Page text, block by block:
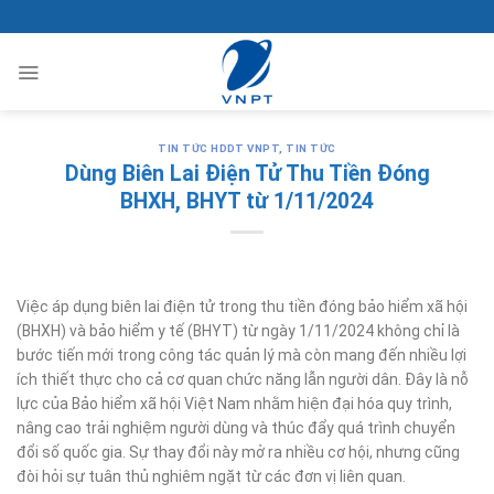
qua
dung
TIN TỨC HDDT VNPT TIN TỨC
Dùng Biên Lai Điện Tử Thu Tiền Đóng
BHXH, BHYT từ 1/11/2024
Việc áp dụng biên lai điện tử trong thu tiền đóng bảo hiểm xã hội
(BHXH) và bảo hiểm y tế (BHYT) từ ngày 1/11/2024 không chỉ là
bước tiến mới trong công tác quản lý mà còn mang đến nhiều lợi
ích thiết thực cho cả cơ quan chức năng lẫn người dân. Đây là nỗ
lực của Bảo hiểm xã hội Việt Nam nhằm hiện đại hóa quy trình,
nâng cao trải nghiệm người dùng và thúc đẩy quá trình chuyển
đổi số quốc gia. Sự thay đổi này mở ra nhiều cơ hội, nhưng cũng
đòi hỏi sự tuân thủ nghiêm ngặt từ các đơn vị liên quan.